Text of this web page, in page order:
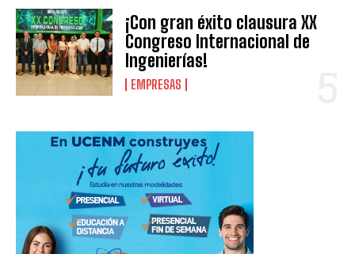
¡Con gran éxito clausura XX
Congreso Internacional de
Ingenierías!
EMPRESAS